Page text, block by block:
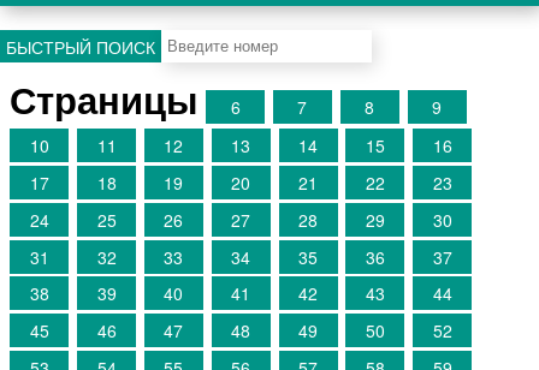
БЫСТРЫЙ ПОИСК
Страницы 6 7 8
9
10
11 12 13 14 15
16
17
18 19 20 21 22
23
24
25 26 27 28 29
30
31
32 33 34 35 36
37
38
39 40 41 42 43
44
45
46 47 48 49 50
52